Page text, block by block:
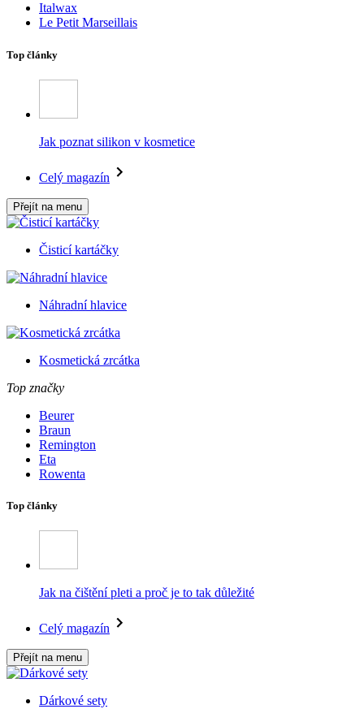
Italwax
Le Petit Marseillais
Top články
Jak poznat silikon v kosmetice
Celý magazín
Přejít na menu
Čisticí kartáčky
Náhradní hlavice
Kosmetická zrcátka
Top značky
Beurer
Braun
Remington
Eta
Rowenta
Top články
Jak na čištění pleti a proč je to tak důležité
Celý magazín
Přejít na menu
Dárkové sety